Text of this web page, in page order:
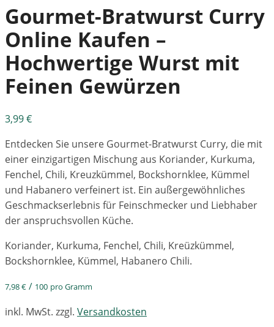
Gourmet-Bratwurst Curry
Online Kaufen –
Hochwertige Wurst mit
Feinen Gewürzen
3,99€
Entdecken Sie unsere Gourmet-Bratwurst Curry, die mit
einer einzigartigen Mischung aus Koriander, Kurkuma,
Fenchel, Chili, Kreuzkümmel, Bockshornklee, Kümmel
und Habanero verfeinert ist. Ein außergewöhnliches
Geschmackserlebnis für Feinschmecker und Liebhaber
der anspruchsvollen Küche.
Koriander, Kurkuma, Fenchel, Chili, Kreüzkümmel,
Bockshornklee, Kümmel, Habanero Chili.
7,98€ / 100 pro Gramm
inkl. MwSt. zzgl. Versandkosten